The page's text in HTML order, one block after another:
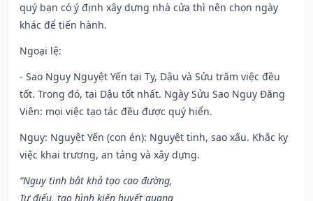
quý bạn có ý định xây dựng nhà cửa thì nên chọn ngày
khác để tiến hành.
Ngoại lệ:
- Sao Nguy Nguyệt Yến tại Tỵ, Dậu và Sửu trăm việc đều
tốt. Trong đó, tại Dậu tốt nhất. Ngày Sửu Sao Nguy Đăng
Viên: mọi việc tạo tác đều được quý hiển.
Nguy: Nguyệt Yến (con én): Nguyệt tinh, sao xấu. Khắc kỵ
việc khai trương, an táng và xây dựng.
“Nguy tinh bât khả tạo cao đường,
Tự điếu, tao hình kiến huyết quang